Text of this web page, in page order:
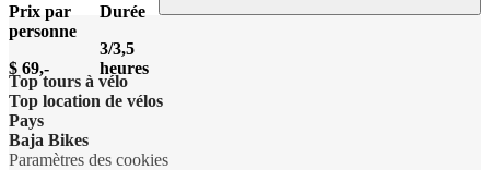
Prix par
personne
$ 69,-
Durée
3/3,5
heures
Top tours à vélo
Top location de vélos
Pays
Baja Bikes
Paramètres des cookies